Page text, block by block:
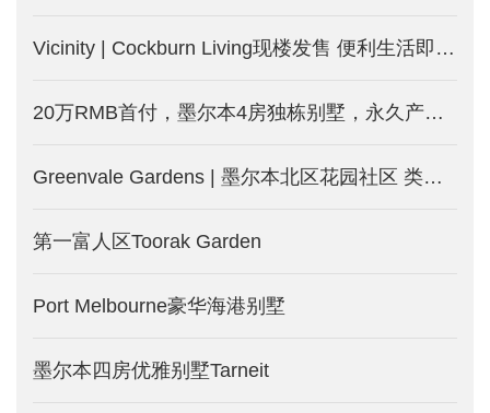
Vicinity | Cockburn Living现楼发售 便利生活即日起
20万RMB首付，墨尔本4房独栋别墅，永久产权的土地
Greenvale Gardens | 墨尔本北区花园社区 类型丰富包含独栋别墅和独立地块 配套完善 生活便利
第一富人区Toorak Garden
Port Melbourne豪华海港别墅
墨尔本四房优雅别墅Tarneit